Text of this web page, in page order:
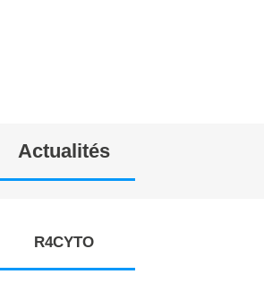
Actualités
R4CYTO